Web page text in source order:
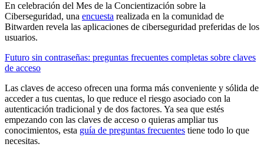
En celebración del Mes de la Concientización sobre la
Ciberseguridad, una encuesta realizada en la comunidad de
Bitwarden revela las aplicaciones de ciberseguridad preferidas de los
usuarios.
Futuro sin contraseñas: preguntas frecuentes completas sobre claves
de acceso
Las claves de acceso ofrecen una forma más conveniente y sólida de
acceder a tus cuentas, lo que reduce el riesgo asociado con la
autenticación tradicional y de dos factores. Ya sea que estés
empezando con las claves de acceso o quieras ampliar tus
conocimientos, esta guía de preguntas frecuentes tiene todo lo que
necesitas.